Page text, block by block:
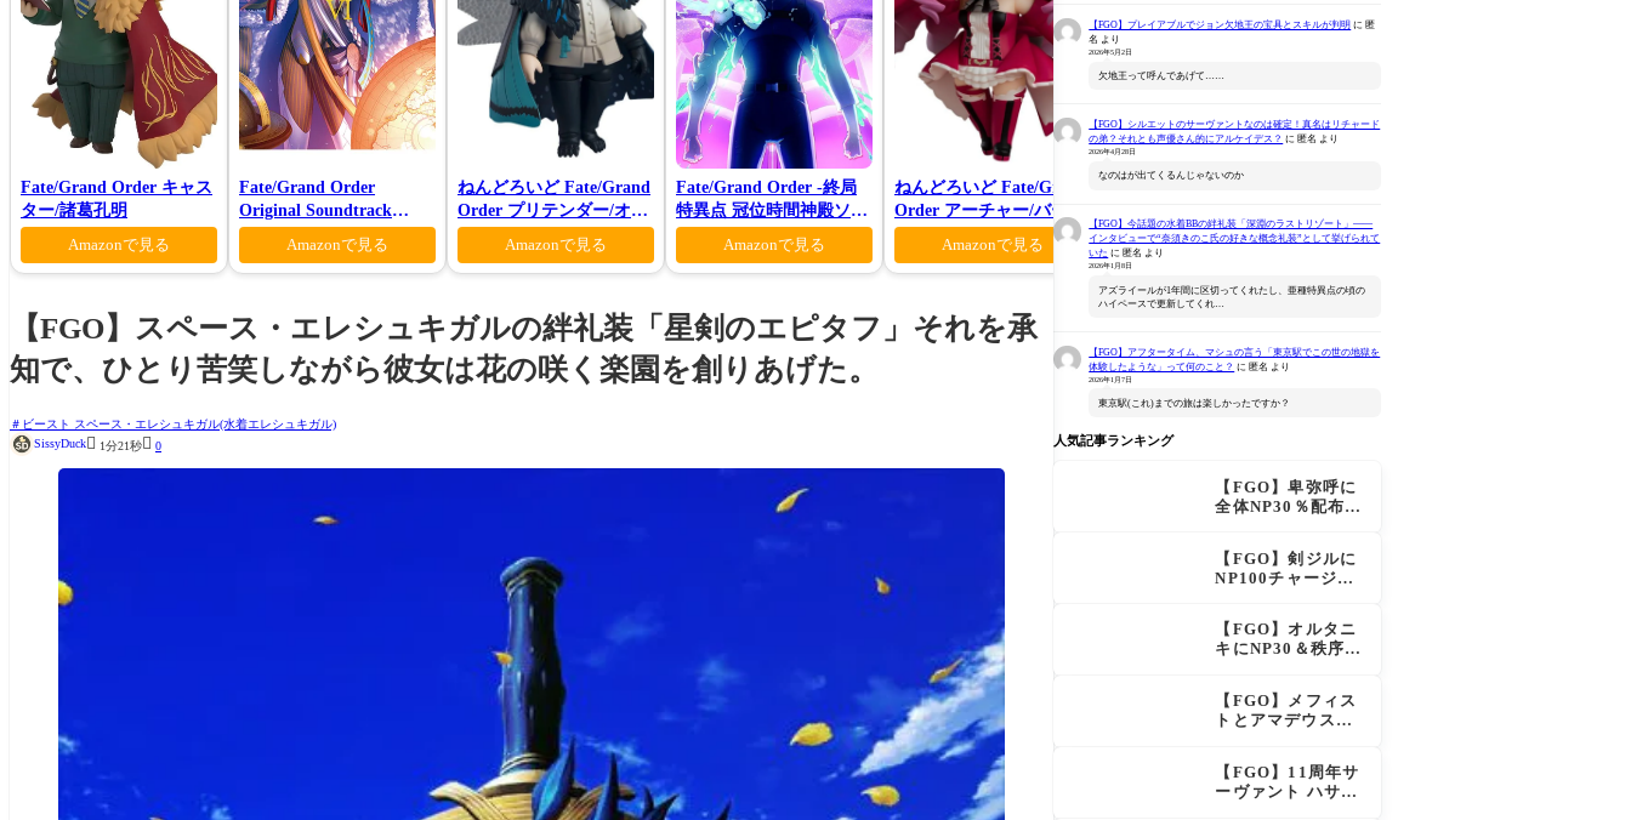
Fate/Grand Order キャス
ター/諸葛孔明
Amazonで見る
Fate/Grand Order
Original Soundtrack
VI(初回仕様限定盤)
Amazonで見る
ねんどろいど Fate/Grand
Order プリテンダー/オベ
ロン ヴォーティガーン
Amazonで見る
Fate/Grand Order -終局
特異点 冠位時間神殿ソロ
モン-(完全生産限定版)
Amazonで見る
ねんどろいど Fate/Grand
Order アーチャー/バーヴ
ァン シー
Amazonで見る
Fate/Grand Order
Amazonで見る
ンダー/オベロン 爽やかサ
Amazonで見る
【FGO】スペース・エレシュキガルの絆礼装「星剣のエピタフ」それを承
知で、ひとり苦笑しながら彼女は花の咲く楽園を創りあげた。
ビースト スペース・エレシュキガル(水着エレシュキガル)
SissyDuck 1分21秒 0
【FGO】プレイアブルでジョン欠地王の宝具とスキルが判明 に 匿
名 より
2026年5月2日
欠地王って呼んであげて……
【FGO】シルエットのサーヴァントなのは確定！真名はリチャード
の弟？それとも声優さん的にアルケイデス？ に 匿名 より
2026年4月28日
なのはが出てくるんじゃないのか
【FGO】今話題の水着BBの絆礼装「深淵のラストリゾート」――
インタビューで“奈須きのこ氏の好きな概念礼装”として挙げられて
いた に 匿名 より
2026年1月8日
アズライールが1年間に区切ってくれたし、亜種特異点の頃の
ハイペースで更新してくれ…
【FGO】アフタータイム、マシュの言う「東京駅でこの世の地獄を
体験したような」って何のこと？ に 匿名 より
2026年1月7日
東京駅(これ)までの旅は楽しかったですか？
人気記事ランキング
【FGO】卑弥呼に
全体NP30％配布が
「強すぎる」の声
【FGO】剣ジルに
NP100チャージ条
呪い特攻獲得で大
きく強化
【FGO】オルタニ
キにNP30＆秩序特
え？！レオニダス
も超強化で「低レ
アとは思えない」
【FGO】メフィス
トとアマデウスが
強すぎ！？NP20配
布＆Arts44％強化
に「最強でワロ
【FGO】11周年サ
ーヴァント ハサ